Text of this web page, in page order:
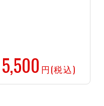
5,500 円(税込)